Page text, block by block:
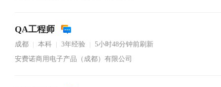
QA工程师
成都 本科 3年经验
5小时48分钟前刷新
安费诺商用电子产品（成都）有限公司